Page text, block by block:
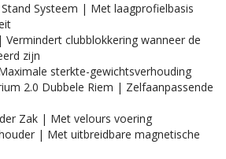
Systeem | Met laagprofielbasis
clubblokkering wanneer de
zijn
sterkte-gewichtsverhouding
2.0 Dubbele Riem | Zelfaanpassende
Zak | Met velours voering
| Met uitbreidbare magnetische